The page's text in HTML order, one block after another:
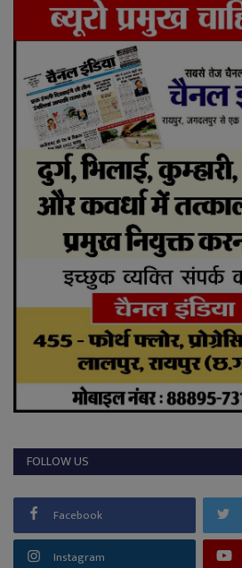
FOLLOW US
Facebook
Instagram